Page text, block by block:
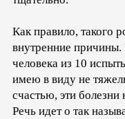
Как правило, такого
внутренние причины.
человека из 10
имею в виду не
счастью, эти болезни
Речь идет о так